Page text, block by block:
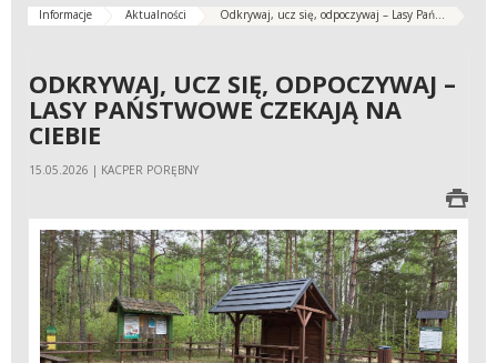
Informacje Aktualności Odkrywaj, ucz się, odpoczywaj – Lasy Pań...
ODKRYWAJ, UCZ SIĘ, ODPOCZYWAJ –
LASY PAŃSTWOWE CZEKAJĄ NA
CIEBIE
15.05.2026 | KACPER PORĘBNY